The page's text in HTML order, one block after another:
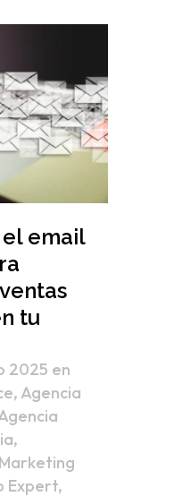
email
tu
2025 en
, Agencia
,
Marketing
Expert,